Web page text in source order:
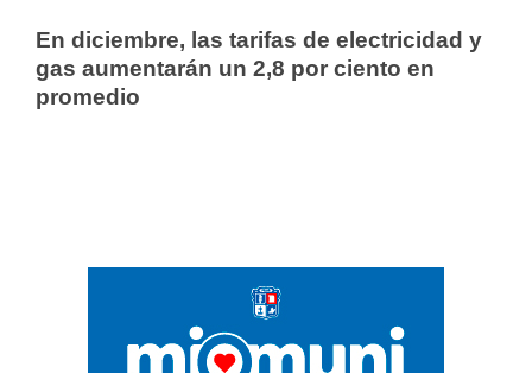
En diciembre, las tarifas de electricidad y
gas aumentarán un 2,8 por ciento en
promedio